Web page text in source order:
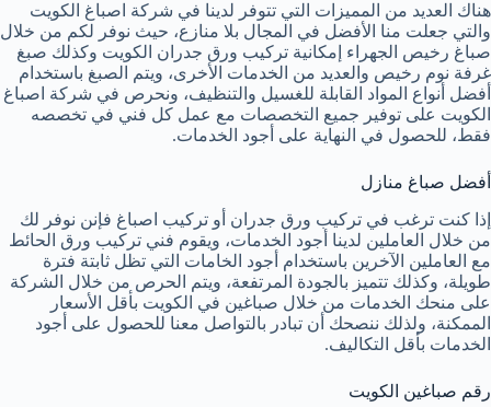
هناك العديد من المميزات التي تتوفر لدينا في شركة اصباغ الكويت
والتي جعلت منا الأفضل في المجال بلا منازع، حيث نوفر لكم من خلال
صباغ رخيص الجهراء إمكانية تركيب ورق جدران الكويت وكذلك صبغ
غرفة نوم رخيص والعديد من الخدمات الأخرى، ويتم الصبغ باستخدام
أفضل أنواع المواد القابلة للغسيل والتنظيف، ونحرص في شركة اصباغ
الكويت على توفير جميع التخصصات مع عمل كل فني في تخصصه
فقط، للحصول في النهاية على أجود الخدمات.
أفضل صباغ منازل
إذا كنت ترغب في تركيب ورق جدران أو تركيب اصباغ فإنن نوفر لك
من خلال العاملين لدينا أجود الخدمات، ويقوم فني تركيب ورق الحائط
مع العاملين الآخرين باستخدام أجود الخامات التي تظل ثابتة فترة
طويلة، وكذلك تتميز بالجودة المرتفعة، ويتم الحرص من خلال الشركة
على منحك الخدمات من خلال صباغين في الكويت بأقل الأسعار
الممكنة، ولذلك ننصحك أن تبادر بالتواصل معنا للحصول على أجود
الخدمات بأقل التكاليف.
رقم صباغين الكويت